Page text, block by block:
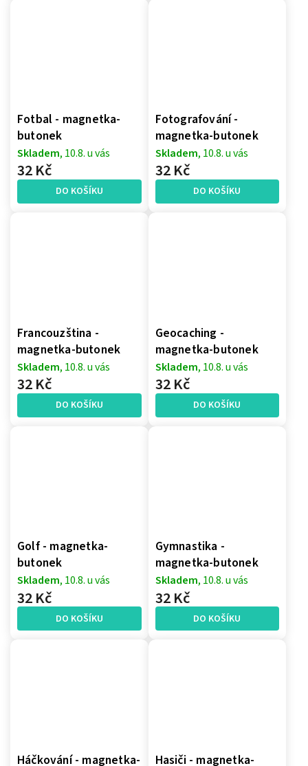
Fotbal - magnetka-
butonek
Skladem, 10.8. u vás
32 Kč
DO KOŠÍKU
Fotografování -
magnetka-butonek
Skladem, 10.8. u vás
32 Kč
DO KOŠÍKU
Francouzština -
magnetka-butonek
Skladem, 10.8. u vás
32 Kč
DO KOŠÍKU
Geocaching -
magnetka-butonek
Skladem, 10.8. u vás
32 Kč
DO KOŠÍKU
Golf - magnetka-
butonek
Skladem, 10.8. u vás
32 Kč
DO KOŠÍKU
Gymnastika -
magnetka-butonek
Skladem, 10.8. u vás
32 Kč
DO KOŠÍKU
Háčkování - magnetka- Hasiči - magnetka-